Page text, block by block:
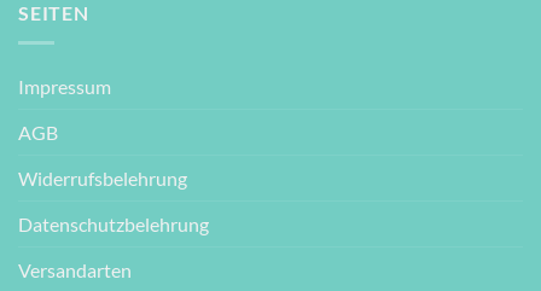
SEITEN
Impressum
AGB
Widerrufsbelehrung
Datenschutzbelehrung
Versandarten